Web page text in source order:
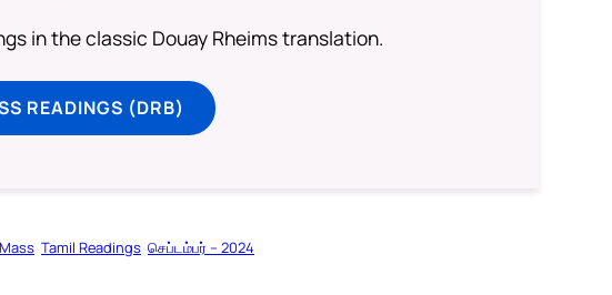
in the classic Douay Rheims translation.
READINGS (DRB)
Tamil Readings செப்டம்பர் – 2024